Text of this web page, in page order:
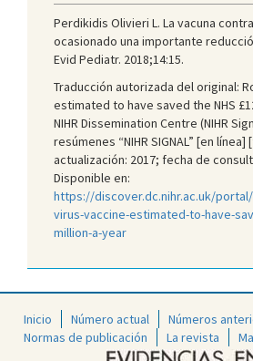
Perdikidis Olivieri L. La vacuna
ocasionado una importante
Evid Pediatr. 2018;14:15.
Traducción autorizada del original:
estimated to have saved the NHS
NIHR Dissemination Centre (NIHR
resúmenes “NIHR SIGNAL” [en línea]
actualización: 2017; fecha de
Disponible en:
https://discover.dc.nihr.ac.uk/
virus-vaccine-estimated-to-have-
million-a-year
Inicio Número actual
Números
Normas de publicación
La revista